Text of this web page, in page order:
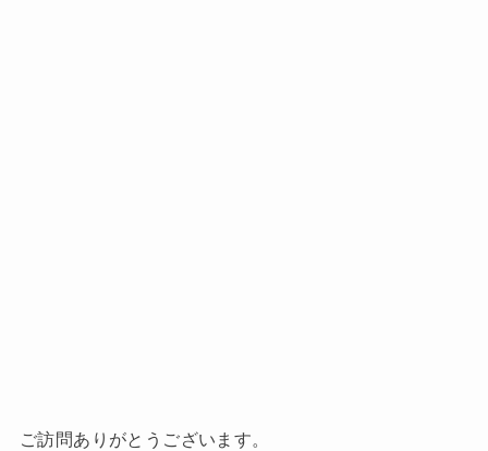
ご訪問ありがとうございます。